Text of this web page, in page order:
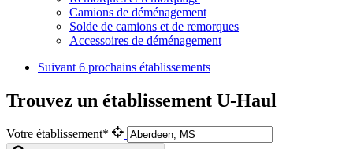
Camions de déménagement
Solde de camions et de remorques
Accessoires de déménagement
Suivant 6 prochains établissements
Trouvez un établissement U-Haul
Votre établissement*